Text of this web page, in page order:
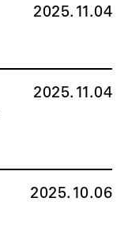
2025.11.04
2025.11.04
2025.10.06